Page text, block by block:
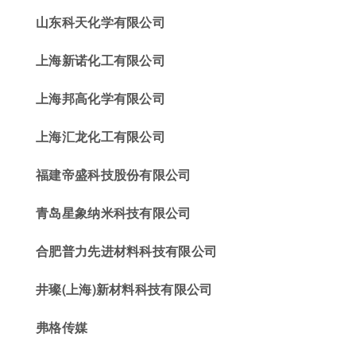
山东科天化学有限公司
上海新诺化工有限公司
上海邦高化学有限公司
上海汇龙化工有限公司
福建帝盛科技股份有限公司
青岛星象纳米科技有限公司
合肥普力先进材料科技有限公司
井璨(上海)新材料科技有限公司
弗格传媒